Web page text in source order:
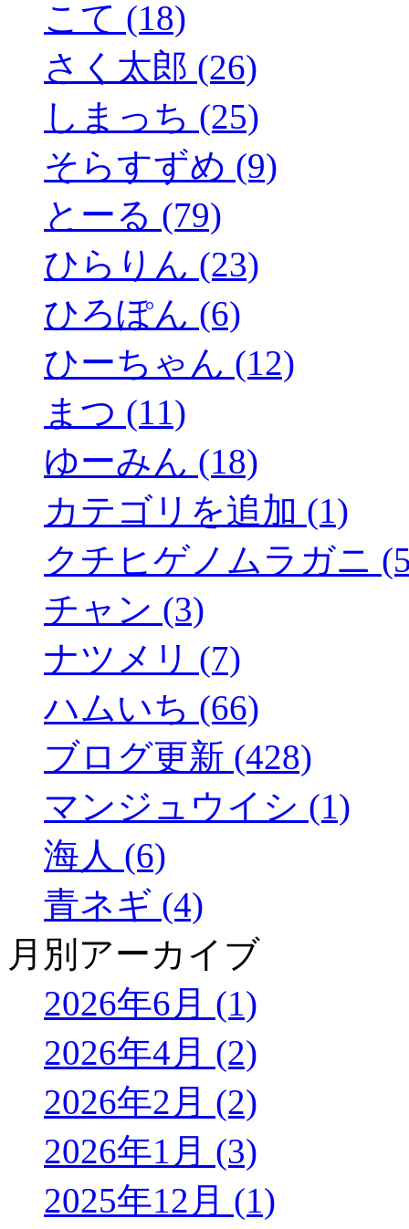
こて (18)
さく太郎 (26)
しまっち (25)
そらすずめ (9)
とーる (79)
ひらりん (23)
ひろぽん (6)
ひーちゃん (12)
まつ (11)
ゆーみん (18)
カテゴリを追加 (1)
クチヒゲノムラガニ
チャン (3)
ナツメリ (7)
ハムいち (66)
ブログ更新 (428)
マンジュウイシ (1)
海人 (6)
青ネギ (4)
月別アーカイブ
2026年6月 (1)
2026年4月 (2)
2026年2月 (2)
2026年1月 (3)
2025年12月 (1)